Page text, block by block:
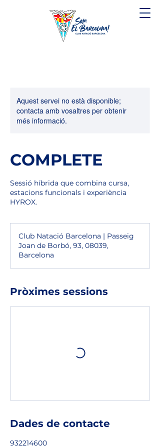
Aquest servei no està disponible;
contacta amb vosaltres per obtenir
més informació.
COMPLETE
Sessió híbrida que combina cursa,
estacions funcionals i experiència
HYROX.
Club Natació Barcelona | Passeig
Joan de Borbó, 93, 08039,
Barcelona
Pròximes sessions
Dades de contacte
932214600